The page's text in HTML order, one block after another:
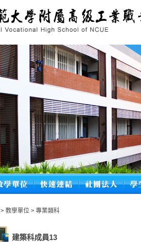
> 教學單位 > 專業類科
建築科成員13